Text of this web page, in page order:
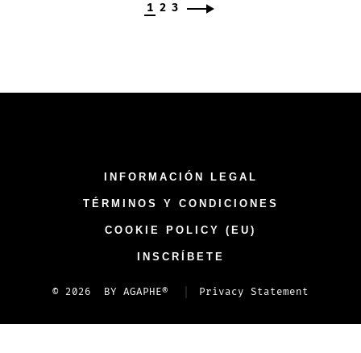
1 2 3
INFORMACIÓN LEGAL
TÉRMINOS Y CONDICIONES
COOKIE POLICY (EU)
INSCRÍBETE​
© 2026 BY AGAPHE® Privacy Statement